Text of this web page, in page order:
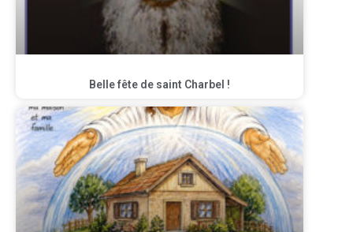
Belle fête de saint Charbel !